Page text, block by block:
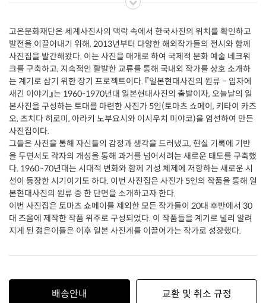
고은문화재단은 세계사진사의 맥락 속에서 한국사진의 위치를 확인하고
발전을 이끌어내기 위해, 2013년부터 다양한 해외작가들의 전시와 함께
사진집을 발간해왔다. 이는 사진을 매개로 하여 국제적 문화 예술 네크워
크를 구축하고, 지속적인 활발한 교류를 통해 국내외 작가를 상호 소개하
는 계기로 삼기 위한 장기 프로젝트이다. 『일본현대사진의 원류 – 입자에
새긴 이야기』는 1960-1970년대 일본현대사진의 출발이자, 오늘날의 일
본사진을 구성하는 토대를 마련한 사진가 5인(토마츠 쇼메이, 키타이 카즈
오, 츠치다 히로미, 아라키 노부요시와 이시우치 미야코)을 엄선하여 만든
사진집이다.
그들은 사진을 통해 자신들의 감정과 생각을 드러냈고, 현실 기록에 기반
을 두면서도 각자의 개성을 통해 과거를 넘어서려는 새로운 태도를 구축했
다. 1960~70년대는 시대적 변화와 함께 기성 체제에 저항하는 새로운 시
선이 등장한 시기이기도 하다. 이번 사진집은 사진가 5인의 작품을 통해 일
본현대사진의 원류 중 한 단면을 소개하고자 한다.
이번 사진집은 토마츠 쇼메이를 제외한 모든 작가들이 20대 후반에서 30
대 즈음에 제작한 작품 위주로 구성되었다. 이 작품들을 계기로 널리 알려
지게 된 젊은이들은 이후 일본 사진계를 이끌어가는 작가로 성장했다.
배송안내 교환 및 취소 규정